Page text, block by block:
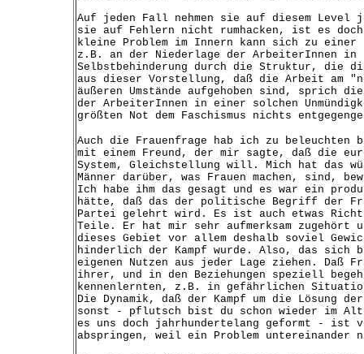
Auf jeden Fall nehmen sie auf diesem Level
sie auf Fehlern nicht rumhacken, ist es
kleine Problem im Innern kann sich zu
z.B. an der Niederlage der ArbeiterInnen
Selbstbehinderung durch die Struktur, die
aus dieser Vorstellung, daß die Arbeit am
äußeren Umstände aufgehoben sind, sprich
der ArbeiterInnen in einer solchen
größten Not dem Faschismus nichts
Auch die Frauenfrage hab ich zu beleuchten
mit einem Freund, der mir sagte, daß die
System, Gleichstellung will. Mich hat das
Männer darüber, was Frauen machen, sind,
Ich habe ihm das gesagt und es war ein
hätte, daß das der politische Begriff der
Partei gelehrt wird. Es ist auch etwas
Teile. Er hat mir sehr aufmerksam zugehört
dieses Gebiet vor allem deshalb soviel
hinderlich der Kampf wurde. Also, das sich
eigenen Nutzen aus jeder Lage ziehen. Daß
ihrer, und in den Beziehungen speziell
kennenlernten, z.B. in gefährlichen
Die Dynamik, daß der Kampf um die Lösung
sonst - pflutsch bist du schon wieder im
es uns doch jahrhundertelang geformt - ist
abspringen, weil ein Problem untereinander